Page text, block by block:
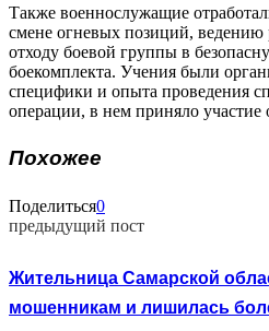
Также военнослужащие
смене огневых позиций, ведению
отходу боевой группы в
боекомплекта. Учения были
специфики и опыта проведения
операции, в нем приняло
Похожее
Поделиться0
предыдущий пост
Жительница Самарской
мошенникам и лишилась